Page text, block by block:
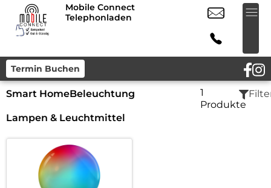
Mobile Connect
Telephonladen
Termin Buchen
Smart HomeBeleuchtung
Lampen & Leuchtmittel
1
Produkte